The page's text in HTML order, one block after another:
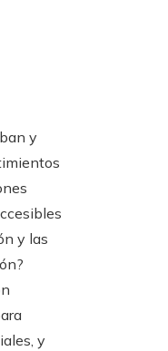
y
y las
y